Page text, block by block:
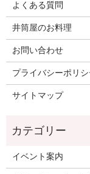
よくある質問
井筒屋のお料理
お問い合わせ
プライバシーポリシ
サイトマップ
イベント案内